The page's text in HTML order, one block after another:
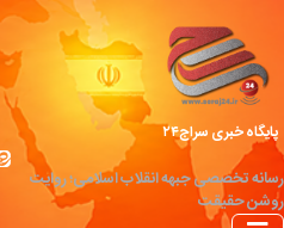
پایگاه خبری سراج۲۴
رسانه تخصصی جبهه انقلاب اسلامی؛ روایت
روشن حقیقت